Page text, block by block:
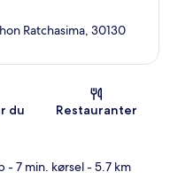
Ratchasima, 30130
du
Restauranter
- 7 min. kørsel- 5.7 km